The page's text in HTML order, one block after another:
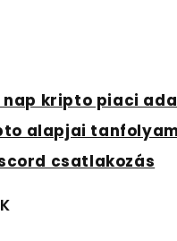
nap kripto piaci
alapjai tanfolyam
csatlakozás